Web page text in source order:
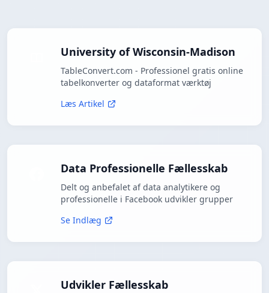
University of Wisconsin-Madison
TableConvert.com - Professionel gratis online
tabelkonverter og dataformat værktøj
Læs Artikel
Data Professionelle Fællesskab
Delt og anbefalet af data analytikere og
professionelle i Facebook udvikler grupper
Se Indlæg
Udvikler Fællesskab